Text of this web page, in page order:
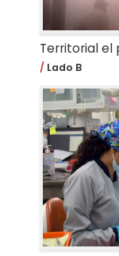
Territorial el
Lado B